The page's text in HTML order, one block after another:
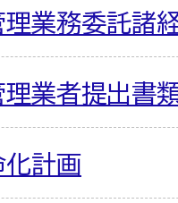
業務委託諸
業者提出書
化計画